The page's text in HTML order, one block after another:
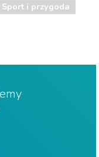
Sport i przygoda